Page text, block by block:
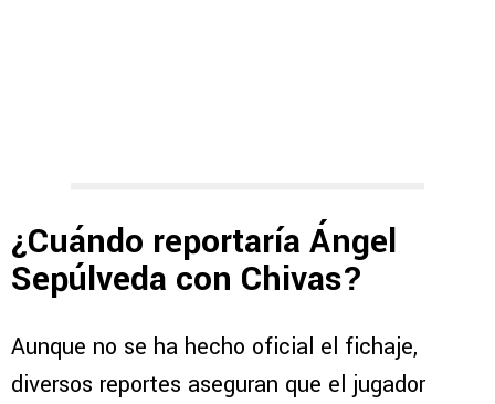
¿Cuándo reportaría Ángel
Sepúlveda con Chivas?
Aunque no se ha hecho oficial el fichaje,
diversos reportes aseguran que el jugador